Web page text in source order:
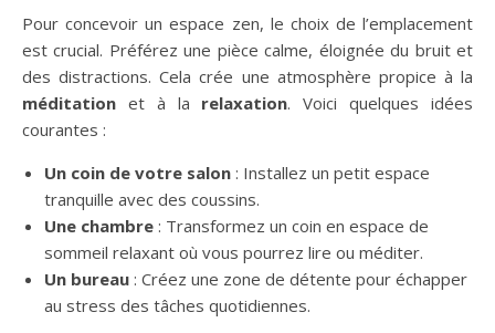
Pour concevoir un espace zen, le choix de l’emplacement
est crucial. Préférez une pièce calme, éloignée du bruit et
des distractions. Cela crée une atmosphère propice à la
méditation et à la relaxation. Voici quelques idées
courantes :
Un coin de votre salon : Installez un petit espace
tranquille avec des coussins.
Une chambre : Transformez un coin en espace de
sommeil relaxant où vous pourrez lire ou méditer.
Un bureau : Créez une zone de détente pour échapper
au stress des tâches quotidiennes.